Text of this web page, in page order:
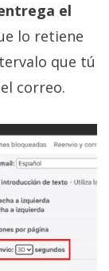
el
lo retiene
que tú
correo.